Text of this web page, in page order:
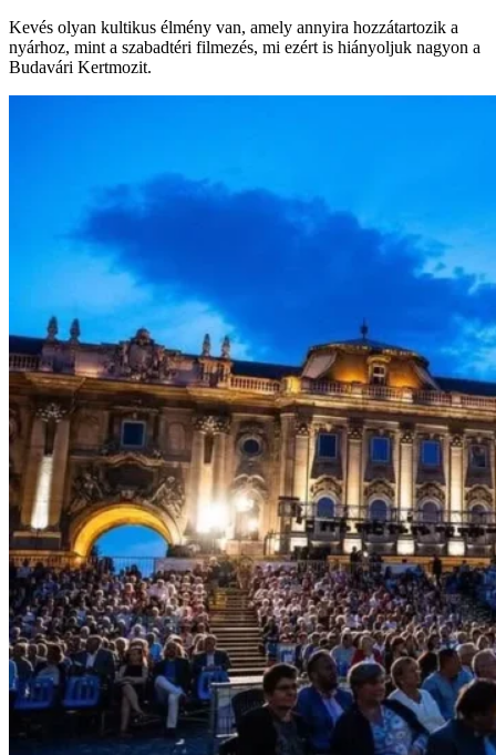
Kevés olyan kultikus élmény van, amely annyira hozzátartozik a
nyárhoz, mint a szabadtéri filmezés, mi ezért is hiányoljuk nagyon a
Budavári Kertmozit.